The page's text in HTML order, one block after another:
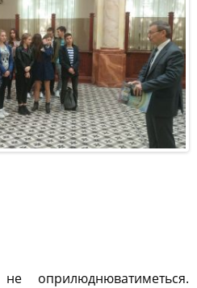
оприлюднюватиметься.